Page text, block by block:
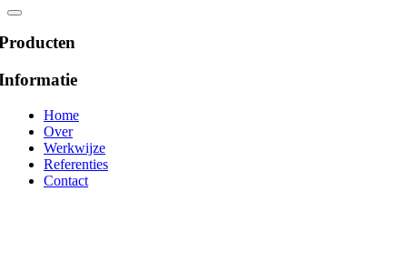
Home
Over
Werkwijze
Referenties
Contact